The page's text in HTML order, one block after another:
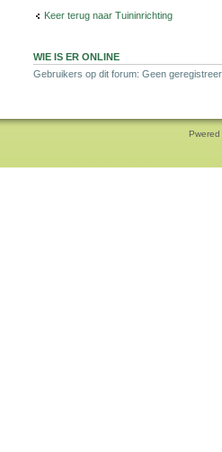
Keer terug naar Tuininrichting
WIE IS ER ONLINE
Gebruikers op dit forum: Geen